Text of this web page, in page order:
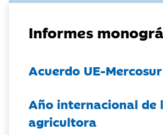
Informes
Acuerdo UE-
Año internacional de
agricultora